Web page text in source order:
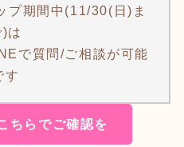
プ期間中(11/30(日)ま
)は
で質問/ご相談が可能
す
ちらでご確認を